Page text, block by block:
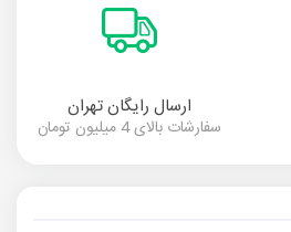
ارسال رایگان تهران
سفارشات بالای 4 میلیون تومان